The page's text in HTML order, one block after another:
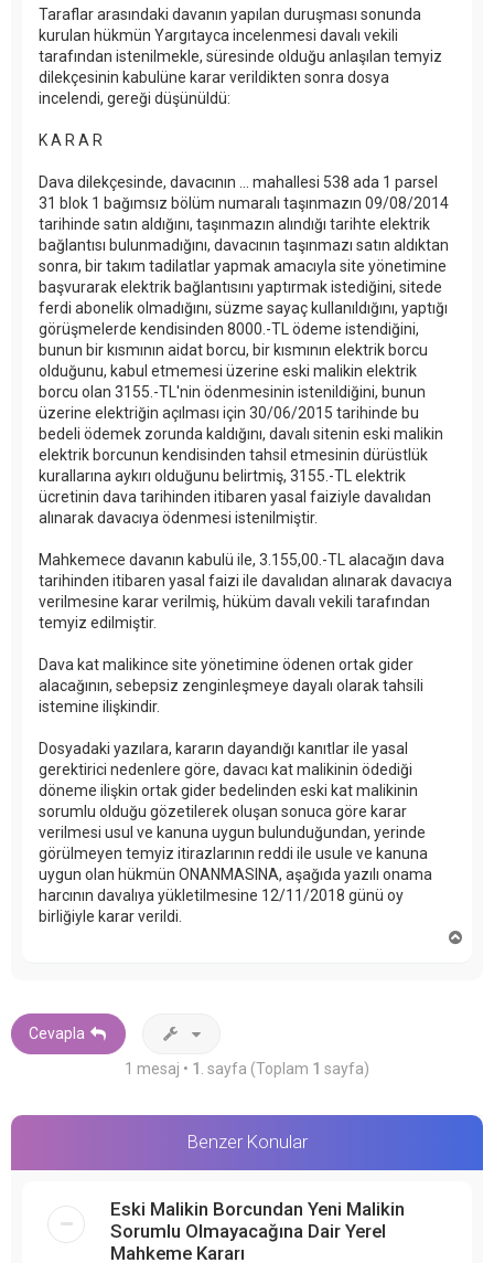
Taraflar arasındaki davanın yapılan duruşması sonunda
kurulan hükmün Yargıtayca incelenmesi davalı vekili
tarafından istenilmekle, süresinde olduğu anlaşılan temyiz
dilekçesinin kabulüne karar verildikten sonra dosya
incelendi, gereği düşünüldü:
K A R A R
Dava dilekçesinde, davacının ... mahallesi 538 ada 1 parsel
31 blok 1 bağımsız bölüm numaralı taşınmazın 09/08/2014
tarihinde satın aldığını, taşınmazın alındığı tarihte elektrik
bağlantısı bulunmadığını, davacının taşınmazı satın aldıktan
sonra, bir takım tadilatlar yapmak amacıyla site yönetimine
başvurarak elektrik bağlantısını yaptırmak istediğini, sitede
ferdi abonelik olmadığını, süzme sayaç kullanıldığını, yaptığı
görüşmelerde kendisinden 8000.-TL ödeme istendiğini,
bunun bir kısmının aidat borcu, bir kısmının elektrik borcu
olduğunu, kabul etmemesi üzerine eski malikin elektrik
borcu olan 3155.-TL'nin ödenmesinin istenildiğini, bunun
üzerine elektriğin açılması için 30/06/2015 tarihinde bu
bedeli ödemek zorunda kaldığını, davalı sitenin eski malikin
elektrik borcunun kendisinden tahsil etmesinin dürüstlük
kurallarına aykırı olduğunu belirtmiş, 3155.-TL elektrik
ücretinin dava tarihinden itibaren yasal faiziyle davalıdan
alınarak davacıya ödenmesi istenilmiştir.
Mahkemece davanın kabulü ile, 3.155,00.-TL alacağın dava
tarihinden itibaren yasal faizi ile davalıdan alınarak davacıya
verilmesine karar verilmiş, hüküm davalı vekili tarafından
temyiz edilmiştir.
Dava kat malikince site yönetimine ödenen ortak gider
alacağının, sebepsiz zenginleşmeye dayalı olarak tahsili
istemine ilişkindir.
Dosyadaki yazılara, kararın dayandığı kanıtlar ile yasal
gerektirici nedenlere göre, davacı kat malikinin ödediği
döneme ilişkin ortak gider bedelinden eski kat malikinin
sorumlu olduğu gözetilerek oluşan sonuca göre karar
verilmesi usul ve kanuna uygun bulunduğundan, yerinde
görülmeyen temyiz itirazlarının reddi ile usule ve kanuna
uygun olan hükmün ONANMASINA, aşağıda yazılı onama
harcının davalıya yükletilmesine 12/11/2018 günü oy
birliğiyle karar verildi.
Cevapla
1 mesaj • 1 . sayfa (Toplam 1 sayfa)
Benzer Konular
Eski Malikin Borcundan Yeni Malikin
Sorumlu Olmayacağına Dair Yerel
Mahkeme Kararı